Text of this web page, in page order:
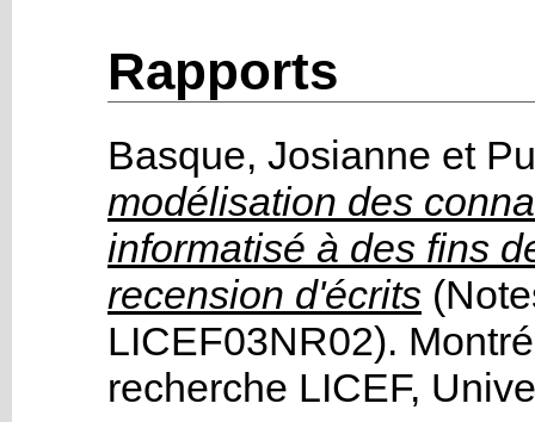
Rapports
Basque, Josianne et
modélisation des
informatisé à des fins
recension d'écrits
LICEF03NR02).
recherche LICEF,